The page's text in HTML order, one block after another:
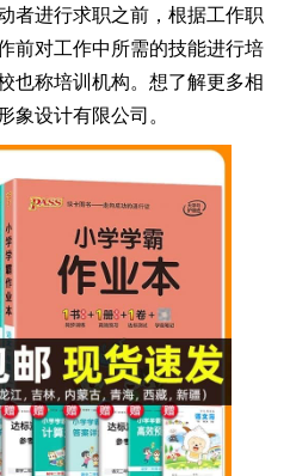
者进行求职之前，根据工作职
前对工作中所需的技能进行培
也称培训机构。想了解更多相
象设计有限公司。